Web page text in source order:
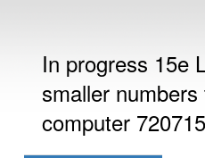
In progress 15e
smaller
computer